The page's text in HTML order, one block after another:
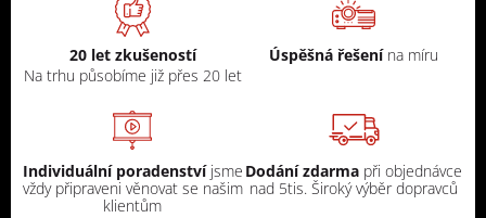
20 let zkušeností
Na trhu působíme již přes 20 let
Úspěšná řešení na míru
Individuální poradenstvíjsme
vždy připraveni věnovat se našim
klientům
Dodání zdarma při objednávce
nad 5tis. Široký výběr dopravců